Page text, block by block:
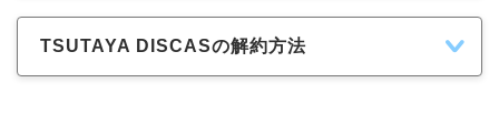
TSUTAYA DISCASの解約方法